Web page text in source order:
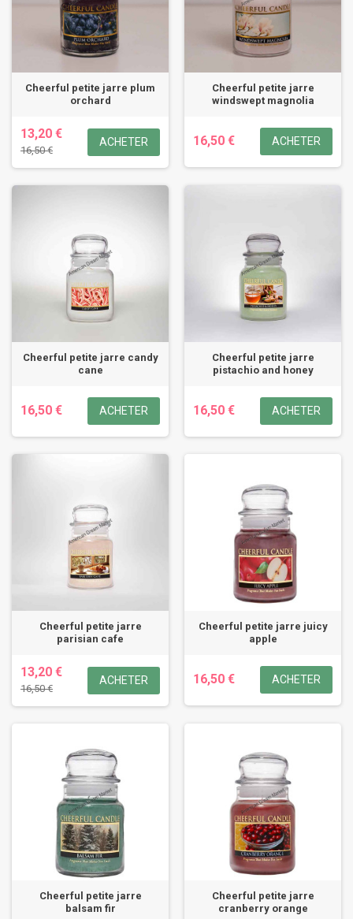
Cheerful petite jarre plum
orchard
13,20 €
16,50 €
ACHETER
Cheerful petite jarre
windswept magnolia
16,50 € ACHETER
Cheerful petite jarre candy
cane
16,50 € ACHETER
Cheerful petite jarre
pistachio and honey
16,50 € ACHETER
Cheerful petite jarre
parisian cafe
13,20 €
16,50 €
ACHETER
Cheerful petite jarre juicy
apple
16,50 € ACHETER
Cheerful petite jarre
balsam fir
Cheerful petite jarre
cranberry orange